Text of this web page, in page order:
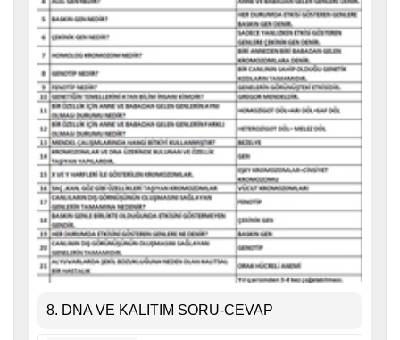
8. DNA VE KALITIM SORU-CEVAP